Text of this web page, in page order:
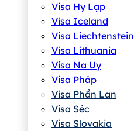
Visa Hy Lạp
Visa Iceland
Visa Liechtenstein
Visa Lithuania
Visa Na Uy
Visa Pháp
Visa Phần Lan
Visa Séc
Visa Slovakia